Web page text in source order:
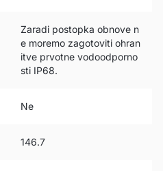
Zaradi postopka obnove n
e moremo zagotoviti ohran
itve prvotne vodoodporno
sti IP68.
Ne
146.7